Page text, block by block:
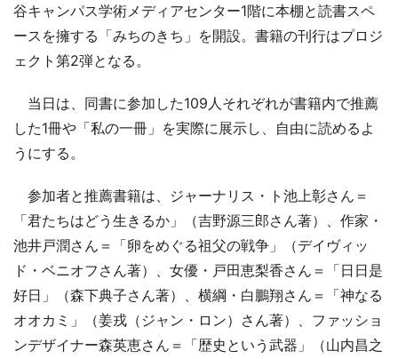
谷キャンパス学術メディアセンター1階に本棚と読書スペ
ースを擁する「みちのきち」を開設。書籍の刊行はプロジ
ェクト第2弾となる。
当日は、同書に参加した109人それぞれが書籍内で推薦
した1冊や「私の一冊」を実際に展示し、自由に読めるよ
うにする。
参加者と推薦書籍は、ジャーナリス・ト池上彰さん＝
「君たちはどう生きるか」（吉野源三郎さん著）、作家・
池井戸潤さん＝「卵をめぐる祖父の戦争」（デイヴィッ
ド・ベニオフさん著）、女優・戸田恵梨香さん＝「日日是
好日」（森下典子さん著）、横綱・白鵬翔さん＝「神なる
オオカミ」（姜戎（ジャン・ロン）さん著）、ファッショ
ンデザイナー森英恵さん＝「歴史という武器」（山内昌之